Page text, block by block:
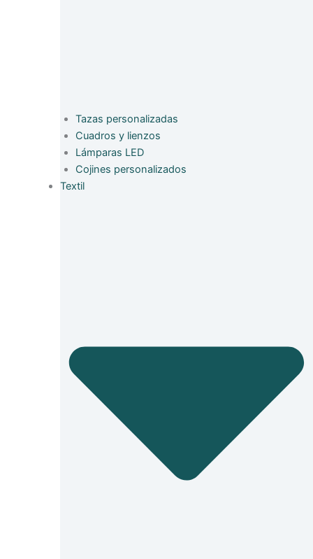
Tazas personalizadas
Cuadros y lienzos
Lámparas LED
Cojines personalizados
Textil